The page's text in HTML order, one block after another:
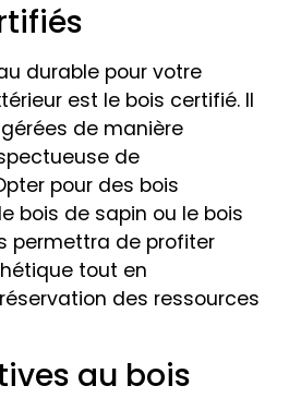
durable pour votre
est le bois certifié. Il
de manière
de
pour des bois
bois de sapin ou le bois
permettra de profiter
tout en
des ressources
au bois